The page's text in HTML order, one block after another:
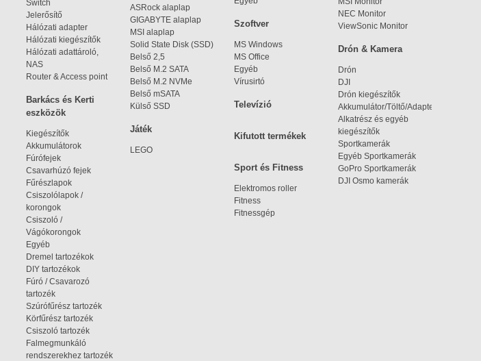
NEC Monitor
ViewSonic Monitor
ASRock alaplap
GIGABYTE alaplap
MSI alaplap
Solid State Disk (SSD)
Belső 2,5
Belső M.2 SATA
Belső M.2 NVMe
Belső mSATA
Külső SSD
Switch
Jelerősítő
Hálózati adapter
Hálózati kiegészítők
Hálózati adattároló,
NAS
Router & Access point
Szoftver
MS Windows
MS Office
Egyéb
Vírusirtó
Drón & Kamera
Drón
DJI
Drón kiegészítők
Akkumulátor/Töltő/Adapter
Alkatrész és egyéb
kiegészítők
Sportkamerák
Egyéb Sportkamerák
GoPro Sportkamerák
DJI Osmo kamerák
Barkács és Kerti
eszközök
Kiegészítők
Akkumulátorok
Fúrófejek
Csavarhúzó fejek
Fűrészlapok
Csiszolólapok /
korongok
Csiszoló /
Vágókorongok
Egyéb
Dremel tartozékok
DIY tartozékok
Fúró / Csavarozó
tartozék
Szúrófűrész tartozék
Körfűrész tartozék
Csiszoló tartozék
Falmegmunkáló
rendszerekhez tartozék
Televízió
Játék
LEGO
Kifutott termékek
Sport és Fitness
Elektromos roller
Fitness
Fitnessgép